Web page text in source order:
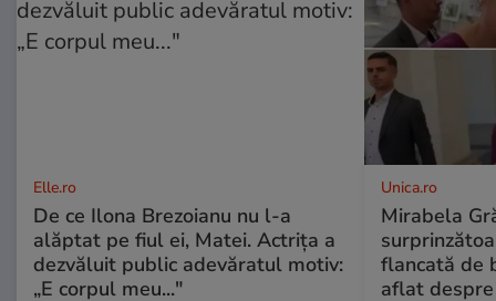
Elle.ro
De ce Ilona Brezoianu nu l-a
alăptat pe fiul ei, Matei. Actrița a
dezvăluit public adevăratul motiv:
„E corpul meu..."
Unica.ro
Mirabela
flancată de
aflat